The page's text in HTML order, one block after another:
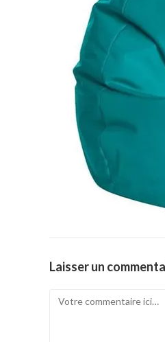
Laisser un
Comment